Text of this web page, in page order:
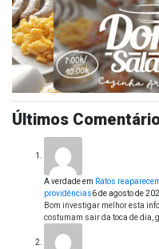
Últimos
A verdadeem Ratos
providências6 de agosto de
Bom investigar melhor esta
costumam sair da toca de dia,